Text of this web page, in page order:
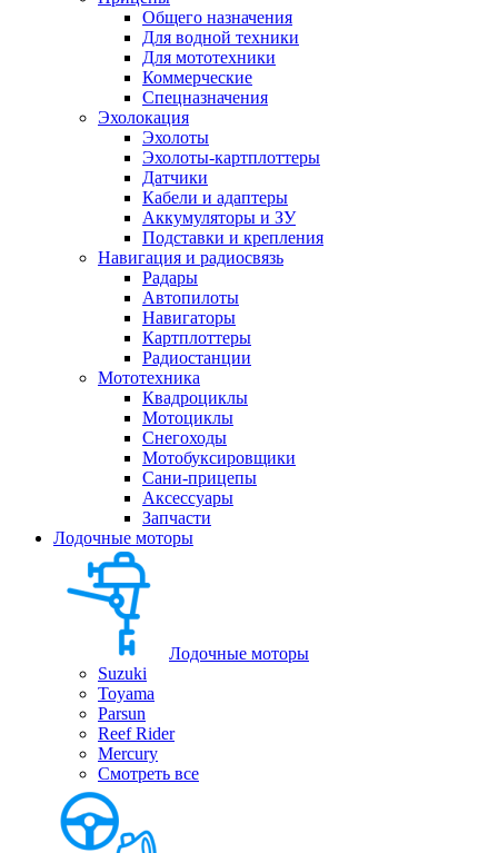
Общего назначения
Для водной техники
Для мототехники
Коммерческие
Спецназначения
Эхолокация
Эхолоты
Эхолоты-картплоттеры
Датчики
Кабели и адаптеры
Аккумуляторы и ЗУ
Подставки и крепления
Навигация и радиосвязь
Радары
Автопилоты
Навигаторы
Картплоттеры
Радиостанции
Мототехника
Квадроциклы
Мотоциклы
Снегоходы
Мотобуксировщики
Сани-прицепы
Аксессуары
Запчасти
Лодочные моторы
Лодочные моторы
Suzuki
Toyama
Parsun
Reef Rider
Mercury
Смотреть все